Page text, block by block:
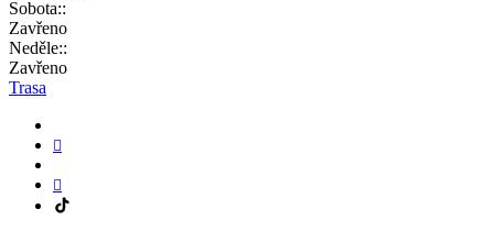
Sobota::
Zavřeno
Neděle::
Zavřeno
Trasa